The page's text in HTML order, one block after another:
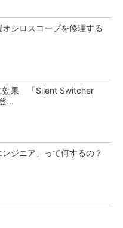
シロスコープを修理する
効果 「Silent Switcher
...
ンジニア」って何するの？